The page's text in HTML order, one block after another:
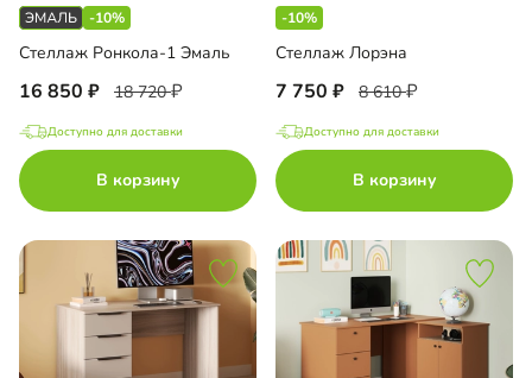
-10%
Стеллаж Ронкола-1 Эмаль
16 850 18 720
Доступно для доставки
В корзину
-10%
Стеллаж Лорэна
7 750 8 610
Доступно для доставки
В корзину